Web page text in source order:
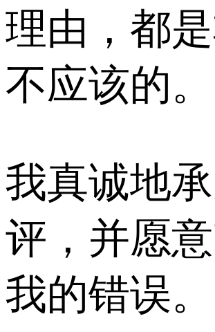
理由，都
不应该的。
我真诚地
评，并愿
我的错误。